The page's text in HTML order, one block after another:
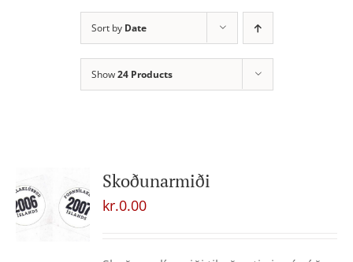
Sort by Date
Show24 Products
Skoðunarmiði
kr.0.00